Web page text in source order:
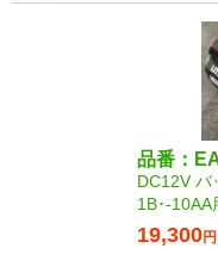
品番：
DC12V バ
1B･-10AA
19,300円